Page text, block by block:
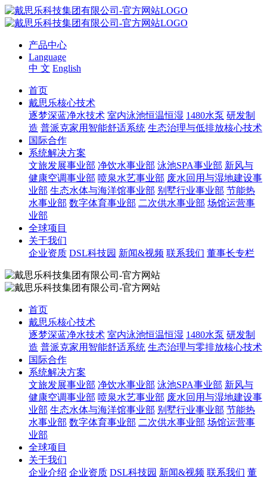
产品中心
Language
中 文 English
首页
戴思乐核心技术
逐梦深蓝净水技术 室内泳池恒温恒湿 1480水泵 研发制
造 普派克家用智能舒适系统 生态治理与低排放核心技术
国际合作
系统解决方案
文旅发展事业部 净饮水事业部 泳池SPA事业部 新风与
健康空调事业部 喷泉水艺事业部 废水回用与湿地建设事
业部 生态水体与海洋馆事业部 别墅行业事业部 节能热
水事业部 数字体育事业部 二次供水事业部 场馆运营事
业部
全球项目
关于我们
企业资质 DSL科技园 新闻&视频 联系我们 董事长专栏
首页
戴思乐核心技术
逐梦深蓝净水技术 室内泳池恒温恒湿 1480水泵 研发制
造 普派克家用智能舒适系统 生态治理与零排放核心技术
国际合作
系统解决方案
文旅发展事业部 净饮水事业部 泳池SPA事业部 新风与
健康空调事业部 喷泉水艺事业部 废水回用与湿地建设事
业部 生态水体与海洋馆事业部 别墅行业事业部 节能热
水事业部 数字体育事业部 二次供水事业部 场馆运营事
业部
全球项目
关于我们
企业介绍 企业资质 DSL科技园 新闻&视频 联系我们 董